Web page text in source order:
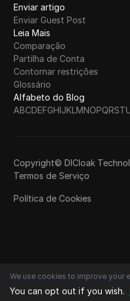
Enviar artigo
Enviar Guest Post
Leia Mais
Comparação
Partilha de Conta
Contornar restrições
Glossário
Alfabeto do Blog
ABCDEFGHIJKLMNOPQRST
Copyright© DICloak
Termos de Serviço
Política de Cookies
We use cookies to improve your
You can opt out if you wish.